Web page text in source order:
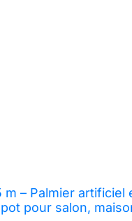
m – Palmier
pour salon,